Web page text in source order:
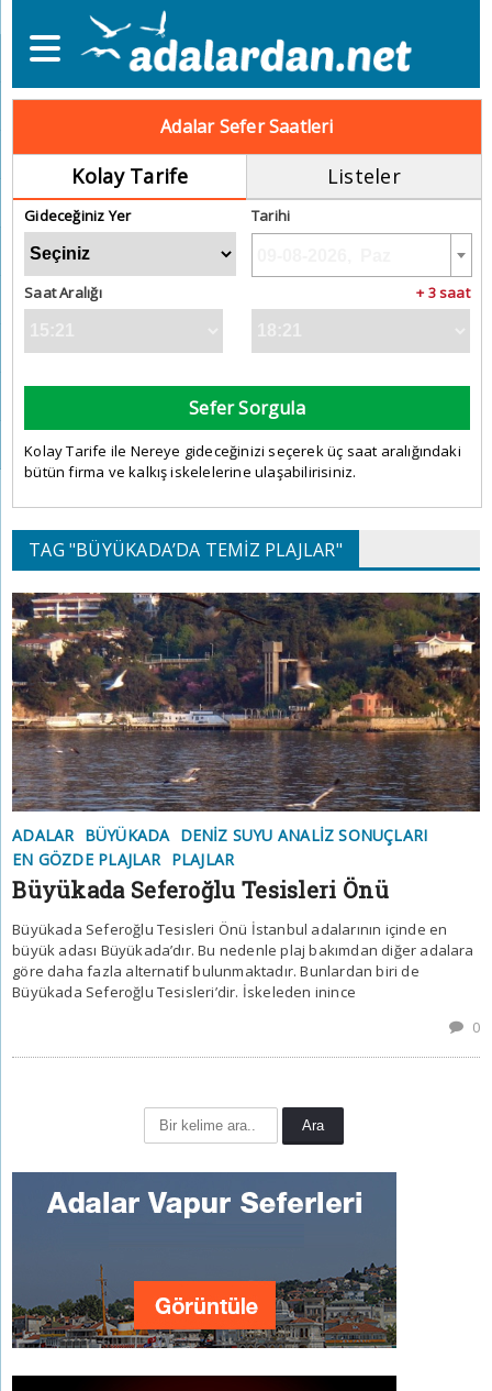
Adalar Sefer Saatleri
Kolay Tarife Listeler
Gideceğiniz Yer Tarihi
Saat Aralığı + 3 saat
Sefer Sorgula
Kolay Tarife ile Nereye gideceğinizi seçerek üç saat aralığındaki
bütün firma ve kalkış iskelelerine ulaşabilirisiniz.
TAG "BÜYÜKADA’DA TEMIZ PLAJLAR"
ADALAR BÜYÜKADA DENIZ SUYU ANALIZ SONUÇLARI
EN GÖZDE PLAJLAR PLAJLAR
Büyükada Seferoğlu Tesisleri Önü
Büyükada Seferoğlu Tesisleri Önü İstanbul adalarının içinde en
büyük adası Büyükada’dır. Bu nedenle plaj bakımdan diğer adalara
göre daha fazla alternatif bulunmaktadır. Bunlardan biri de
Büyükada Seferoğlu Tesisleri’dir. İskeleden inince
0